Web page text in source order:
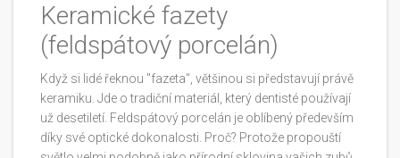
Keramické fazety
(feldspátový porcelán)
Když si lidé řeknou "fazeta", většinou si představují právě
keramiku. Jde o tradiční materiál, který dentisté používají
už desetiletí. Feldspátový porcelán je oblíbený především
díky své optické dokonalosti. Proč? Protože propouští